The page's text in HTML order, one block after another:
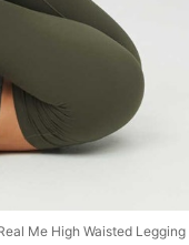
Me High Waisted Legging